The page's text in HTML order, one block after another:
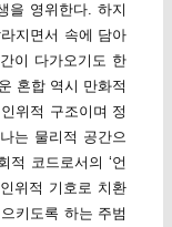
을 영위한다. 하지
지면서 속에 담아
이 다가오기도 한
혼합 역시 만화적
위적 구조이며 정
는 물리적 공간으
적 코드로서의 ‘언
위적 기호로 치환
키도록 하는 주범